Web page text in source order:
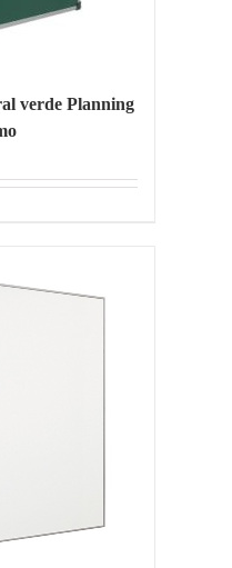
verde Planning